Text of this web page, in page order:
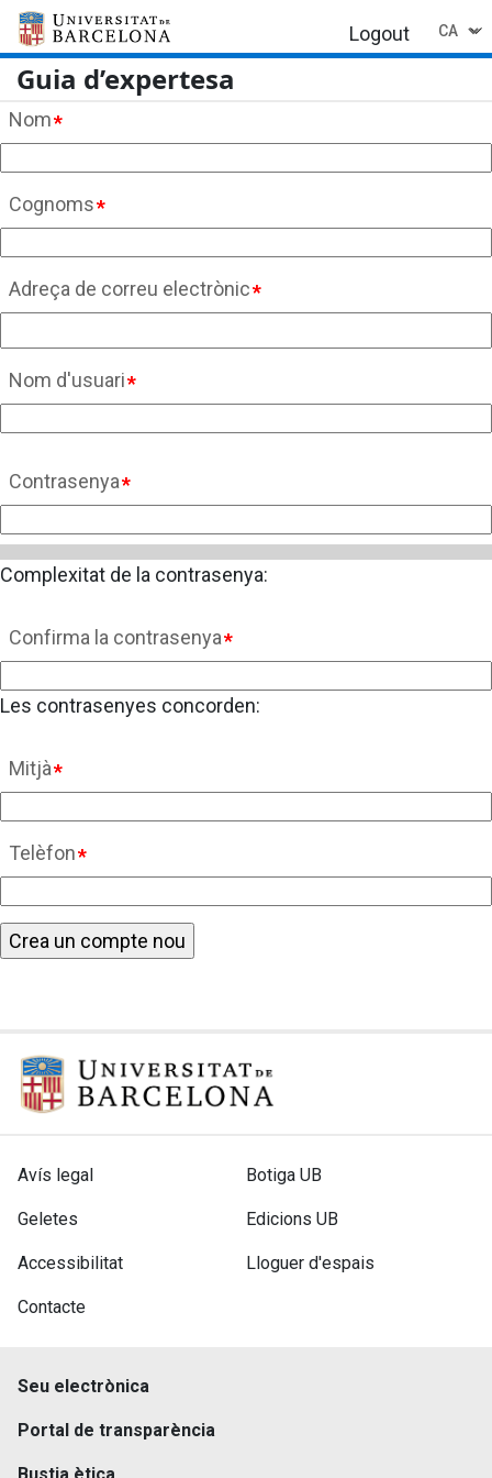
Vés
contingut
Logout
Select
your
Guia d’expertesa
Nom
Cognoms
Adreça de correu electrònic
Nom d'usuari
Contrasenya
Complexitat de la contrasenya:
Confirma la contrasenya
Les contrasenyes concorden:
Mitjà
Telèfon
footer
Avís legal
Geletes
Accessibilitat
Contacte
menu
footer
Botiga UB
Edicions UB
Lloguer d'espais
menu
footer
Seu electrònica
Portal de transparència